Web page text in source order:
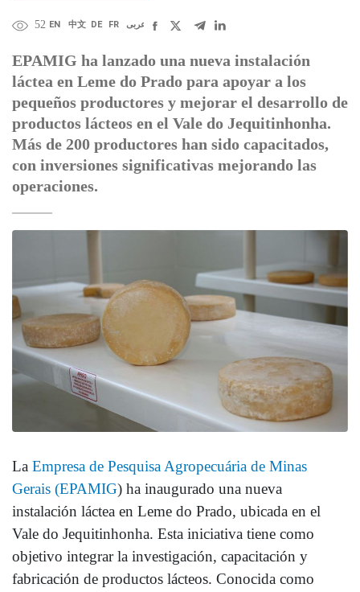
52 EN 中文 DE FR عربى
EPAMIG ha lanzado una nueva instalación
láctea en Leme do Prado para apoyar a los
pequeños productores y mejorar el desarrollo de
productos lácteos en el Vale do Jequitinhonha.
Más de 200 productores han sido capacitados,
con inversiones significativas mejorando las
operaciones.
La Empresa de Pesquisa Agropecuária de Minas
Gerais (EPAMIG) ha inaugurado una nueva
instalación láctea en Leme do Prado, ubicada en el
Vale do Jequitinhonha. Esta iniciativa tiene como
objetivo integrar la investigación, capacitación y
fabricación de productos lácteos. Conocida como